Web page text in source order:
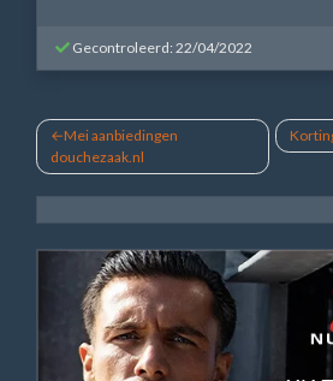
Gecontroleerd: 22/04/2022
Bericht
navigatie
Mei aanbiedingen
douchezaak.nl